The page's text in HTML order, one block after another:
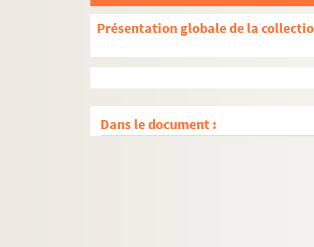
Présentation globale de la
Dans le document :